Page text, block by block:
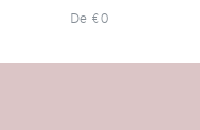
De €0